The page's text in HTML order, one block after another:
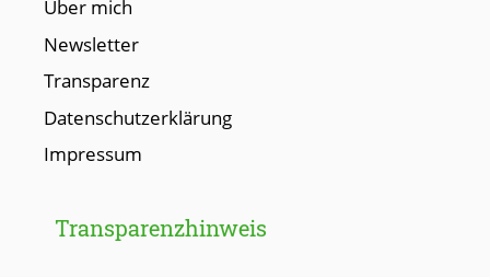
Über mich
Newsletter
Transparenz
Datenschutzerklärung
Impressum
Transparenzhinweis